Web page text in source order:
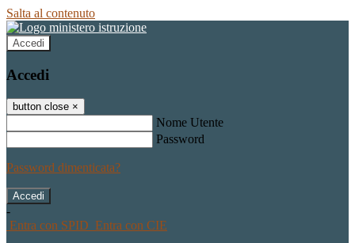
Salta al contenuto
Accedi
Accedi
button close ×
Nome Utente
Password
Password dimenticata?
-
Entra con SPID Entra con CIE